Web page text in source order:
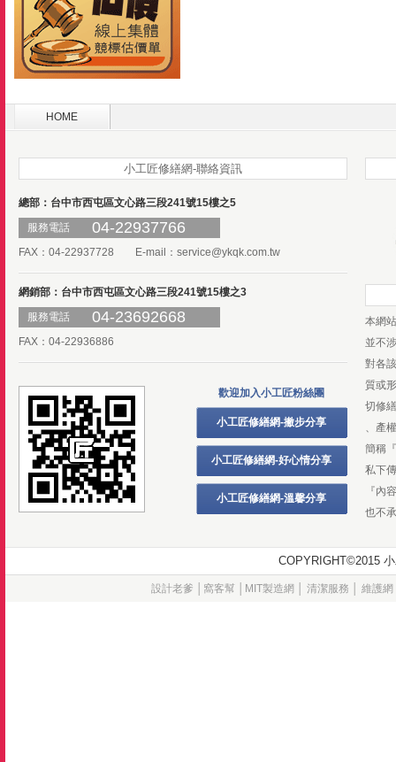
HOME
小工匠修繕網-聯絡資訊
總部：台中市西屯區文心路三段241號15樓之5
服務電話
04-22937766
FAX：04-22937728 E-mail： service@ykqk.com.tw
網銷部：台中市西屯區文心路三段241號15樓之3
服務電話
04-23692668
FAX：04-22936886
歡迎加入小工匠粉絲團
小工匠修繕網-撇步分享
小工匠修繕網-好心情分享
小工匠修繕網-溫馨分享
本網
並不
對各
質或
切修
、產
簡稱
私下
『內
也不
設計老爹 窩客幫│ MIT製造網 清潔服務 維護網